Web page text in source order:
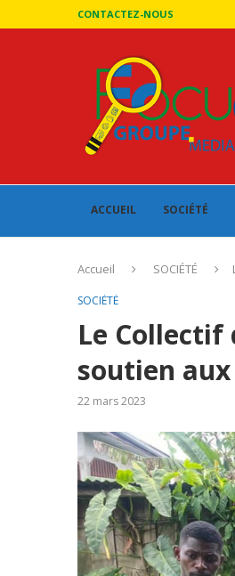
CONTACTEZ-NOUS
ACCUEIL SOCIÉTÉ
Accueil SOCIÉTÉ
SOCIÉTÉ
Le Collectif
soutien
22 mars 2023